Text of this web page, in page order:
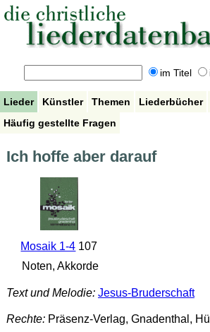
im Titel
Lieder Künstler Themen Liederbücher
Häufig gestellte Fragen
Ich hoffe aber darauf
Mosaik 1-4 107
Noten, Akkorde
Text und Melodie: Jesus-Bruderschaft
Rechte:Präsenz-Verlag, Gnadenthal,